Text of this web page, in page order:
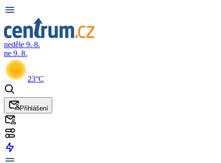
neděle 9. 8.
ne 9. 8.
23°C
Přihlášení